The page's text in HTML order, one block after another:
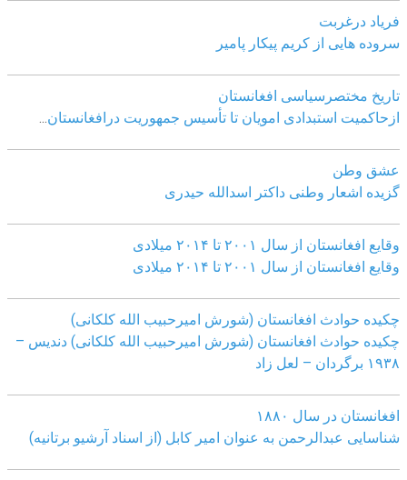
فریاد درغربت
سروده هایی از کریم پیکار پامیر
تاریخ مختصرسیاسی افغانستان
ازحاکمیت استبدادی امویان تا تأسیس جمهوریت درافغانستان
عشق وطن
گزیده اشعار وطنی داکتر اسدالله حیدری
وقایع افغانستان از سال ۲۰۰۱ تا ۲۰۱۴ میلادی
وقایع افغانستان از سال ۲۰۰۱ تا ۲۰۱۴ میلادی
چکیده حوادث افغانستان (شورش امیرحبیب الله کلکانی)
چکیده حوادث افغانستان (شورش امیرحبیب الله کلکانی) دندیس –
١٩٣٨ برگردان – لعل زاد
افغانستان در سال ۱۸۸۰
شناسایی عبدالرحمن به عنوان امیر کابل (از اسناد آرشیو برتانیه)